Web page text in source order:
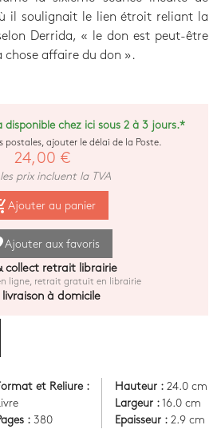
il soulignait le lien étroit reliant la
Derrida, « le don est peut-être
chose affaire du don ».
disponible chez ici sous 2 à 3 jours.*
postales, ajouter le délai de la Poste.
24,00 €
les prix incluent la TVA
Ajouter au panier
Ajouter aux favoris
collect retrait librairie
ligne, retrait gratuit en librairie
livraison à domicile
et Reliure :
Livre
: 380
Hauteur :24.0 cm
Largeur :16.0 cm
Epaisseur :2.9 cm